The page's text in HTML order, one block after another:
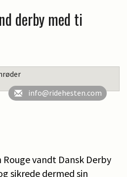
derby med ti
info@ridehesten.com
vandt Dansk Derby
sikrede dermed sin